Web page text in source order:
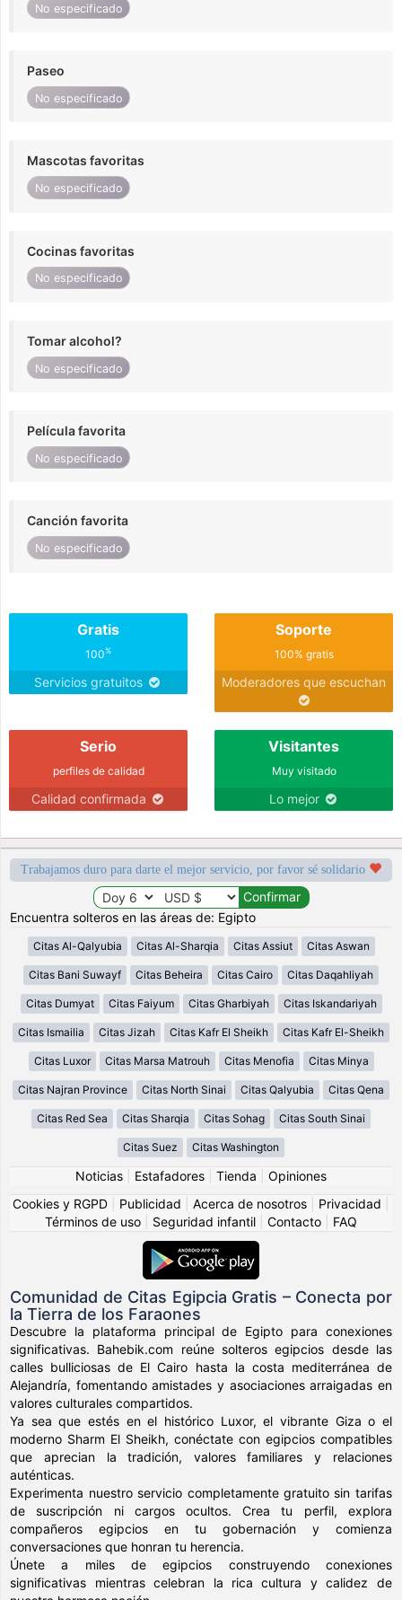
No especificado
Paseo
No especificado
Mascotas favoritas
No especificado
Cocinas favoritas
No especificado
Tomar alcohol?
No especificado
Película favorita
No especificado
Canción favorita
No especificado
Gratis
100%
Servicios gratuitos
Soporte
100% gratis
Moderadores que escuchan
Serio
perfiles de calidad
Calidad confirmada
Visitantes
Muy visitado
Lo mejor
Trabajamos duro para darte el mejor servicio, por favor sé solidario
Encuentra solteros en las áreas de: Egipto
Citas Al-Qalyubia Citas Al-Sharqia Citas Assiut Citas Aswan
Citas Bani Suwayf Citas Beheira Citas Cairo Citas Daqahliyah
Citas Dumyat Citas Faiyum Citas Gharbiyah Citas Iskandariyah
Citas Ismailia Citas Jizah Citas Kafr El Sheikh Citas Kafr El-Sheikh
Citas Luxor Citas Marsa Matrouh Citas Menofia Citas Minya
Citas Najran Province Citas North Sinai Citas Qalyubia Citas Qena
Citas Red Sea Citas Sharqia Citas Sohag Citas South Sinai
Citas Suez Citas Washington
Noticias Estafadores Tienda
Opiniones
Cookies y RGPD
Publicidad Acerca de nosotros Privacidad
Términos de uso
Seguridad infantil Contacto FAQ
Comunidad de Citas Egipcia Gratis – Conecta por
la Tierra de los Faraones
Descubre la plataforma principal de Egipto para conexiones
significativas. Bahebik.com reúne solteros egipcios desde las
calles bulliciosas de El Cairo hasta la costa mediterránea de
Alejandría, fomentando amistades y asociaciones arraigadas en
valores culturales compartidos.
Ya sea que estés en el histórico Luxor, el vibrante Giza o el
moderno Sharm El Sheikh, conéctate con egipcios compatibles
que aprecian la tradición, valores familiares y relaciones
auténticas.
Experimenta nuestro servicio completamente gratuito sin tarifas
de suscripción ni cargos ocultos. Crea tu perfil, explora
compañeros egipcios en tu gobernación y comienza
conversaciones que honran tu herencia.
Únete a miles de egipcios construyendo conexiones
significativas mientras celebran la rica cultura y calidez de